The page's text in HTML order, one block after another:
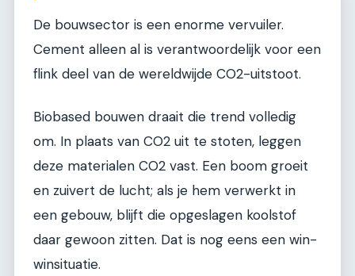
De bouwsector is een enorme vervuiler.
Cement alleen al is verantwoordelijk voor een
flink deel van de wereldwijde CO2-uitstoot.
Biobased bouwen draait die trend volledig
om. In plaats van CO2 uit te stoten, leggen
deze materialen CO2 vast. Een boom groeit
en zuivert de lucht; als je hem verwerkt in
een gebouw, blijft die opgeslagen koolstof
daar gewoon zitten. Dat is nog eens een win-
winsituatie.